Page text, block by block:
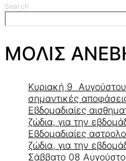
Search
ΜΟΛΙΣ
Κυριακή 9
σημαντικές
Εβδομαδιαίες
ζώδια, για την
Εβδομαδιαίες
ζώδια, για την
Σάββατο 08